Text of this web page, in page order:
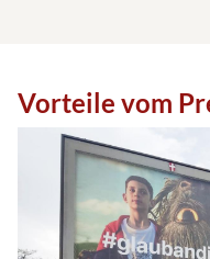
Vorteile vom